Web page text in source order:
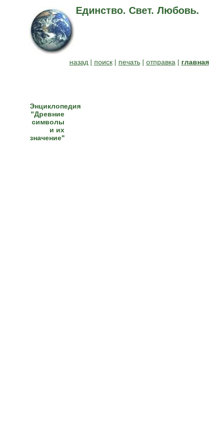
Единство. Свет. Любовь.
назад | поиск| печать| отправка | главная
Энциклопедия
"Древние
символы
и их
значение"